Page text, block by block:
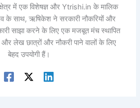
में एक विशेषज्ञ और Ytrishi.in के मालिक
के साथ, ऋषिकेश ने सरकारी नौकरियों और
साझा करने के लिए एक मजबूत मंच स्थापित
और लेख छात्रों और नौकरी पाने वालों के लिए
बेहद उपयोगी हैं।